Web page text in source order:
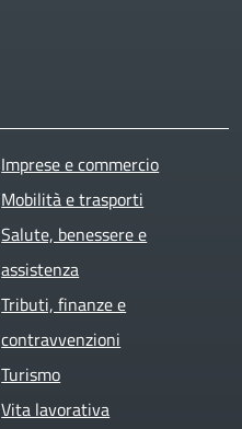
Imprese e commercio
Mobilità e trasporti
Salute, benessere e
assistenza
Tributi, finanze e
contravvenzioni
Turismo
Vita lavorativa